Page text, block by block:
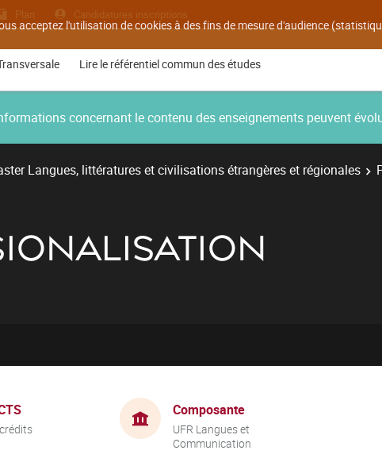
acceptez l'utilisation de cookies à des fins de mesure d'audience
Plan Candidatures inscriptions
Lire le référentiel commun des études
concernant le contenu des enseignements peuvent
Langues, littératures et civilisations étrangères et régionales
Composante
UFR Langues et
Communication